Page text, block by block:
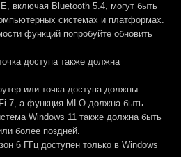
включая Bluetooth 5.4, могут быть
системах и платформах.
функций попробуйте обновить
доступа также должна
или точка доступа должны
7, а функция MLO должна быть
Windows 11 также должна быть
более поздней.
6 ГГц доступен только в Windows